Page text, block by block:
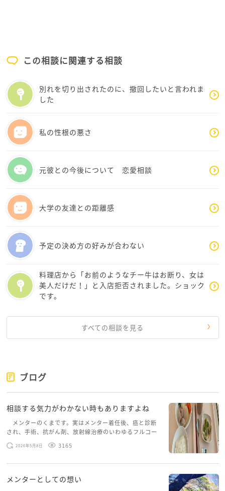
っかり話し合うしかないと思います。その宗教につい
て自分はどう思っているのか、を正直にありのまま話
しかしたら、彼氏さんに脱退してほしいというのが本
音なのかもしれません。彼氏さんももしかしたら同じ
ん。お互いの気持ちのすり合わせをしっかりされるこ
とがとても大切だと思います。
心配でしょうし、彼氏さんを傷つけてしまうのではな
いか、と不安な気持ちでしょう。るるさんのタイミン
り、小出しでいいと思います。るるさんが少しでも前
に進めるよう願っています。
この相談に関連する相談
別れを切り出されたのに、撤回したいと言われま
した
私の性根の悪さ
元彼との今後について 恋愛相談
大学の友達との距離感
予定の決め方の好みが合わない
料理店から「お前のようなチー牛はお断り、女は
美人だけだ！」と入店拒否されました。ショック
です。
すべての相談を見る
ブログ
相談する気力がわかない時もありますよね
メンターのくまです。実はメンター着任後、癌と診断
され、手術、抗がん剤、放射線治療のいわゆるフルコー
スを体験していて、しばらくメンターカフェに来られて
いませんでした。体力だけでなく、気力も落ちパソコン
2026年5月8日 3165
メンターとしての想い